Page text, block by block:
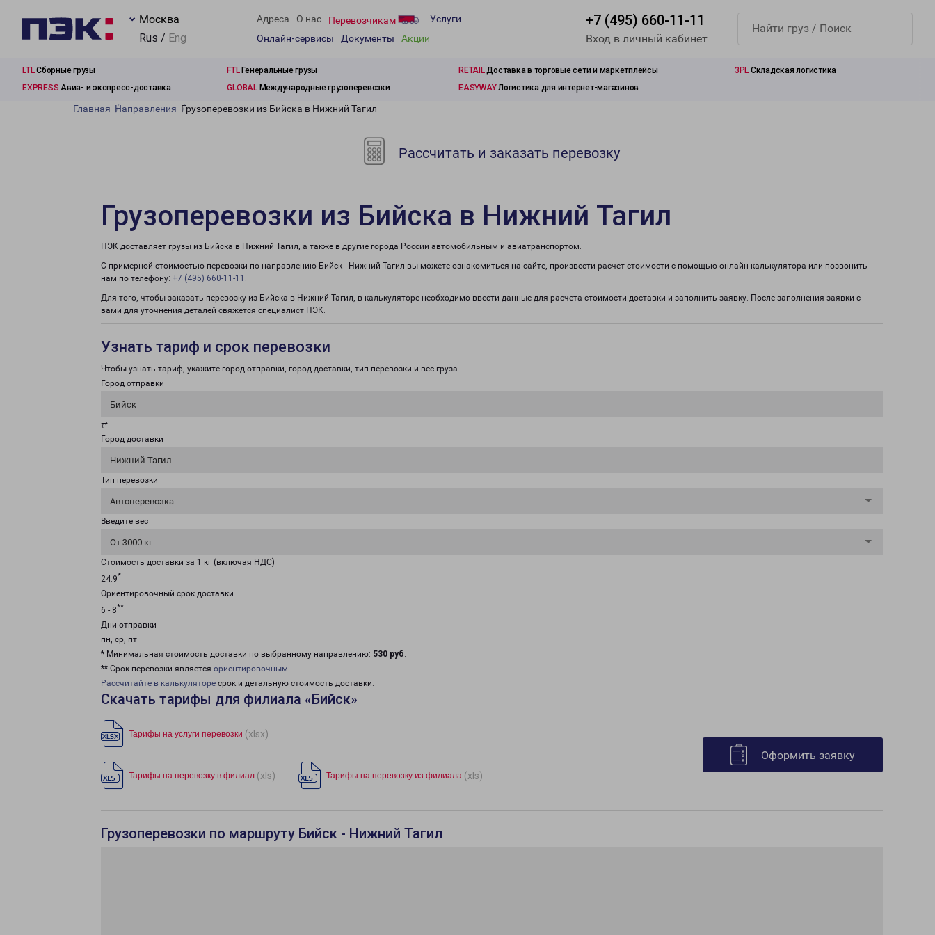
Москва
Rus / Eng
Адреса О нас Перевозчикам
Услуги
Онлайн-сервисы
Документы Акции
+7 (495) 660-11-11
Вход в личный кабинет
LTLСборные грузы FTLГенеральные грузы RETAILДоставка в торговые сети и маркетплейсы 3PL Складская логистика
EXPRESS Авиа- и экспресс-доставка GLOBALМеждународные грузоперевозки EASYWAYЛогистика для интернет-магазинов
Главная Направления Грузоперевозки из Бийска в Нижний Тагил
Рассчитать и заказать перевозку
Грузоперевозки из Бийска в Нижний Тагил
ПЭК доставляет грузы из Бийска в Нижний Тагил, а также в другие города России автомобильным и авиатранспортом.
С примерной стоимостью перевозки по направлению Бийск - Нижний Тагил вы можете ознакомиться на сайте, произвести расчет стоимости с помощью онлайн-калькулятора или позвонить
нам по телефону: +7 (495) 660-11-11 .
Для того, чтобы заказать перевозку из Бийска в Нижний Тагил, в калькуляторе необходимо ввести данные для расчета стоимости доставки и заполнить заявку. После заполнения заявки с
вами для уточнения деталей свяжется специалист ПЭК.
Узнать тариф и срок перевозки
Чтобы узнать тариф, укажите город отправки, город доставки, тип перевозки и вес груза.
Город отправки
Бийск
⇄
Город доставки
Нижний Тагил
Тип перевозки
Автоперевозка
Введите вес
От 3000 кг
Стоимость доставки за 1 кг (включая НДС)
24.9*
Ориентировочный срок доставки
6 - 8**
Дни отправки
пн, ср, пт
* Минимальная стоимость доставки по выбранному направлению: 530 руб.
** Срок перевозки является ориентировочным
Рассчитайте в калькуляторе срок и детальную стоимость доставки.
Скачать тарифы для филиала «Бийск»
Тарифы на услуги перевозки (xlsx)
Тарифы на перевозку в филиал (xls) Тарифы на перевозку из филиала (xls)
Оформить заявку
Грузоперевозки по маршруту Бийск - Нижний Тагил